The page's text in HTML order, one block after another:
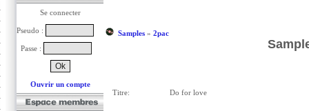
Se connecter
Pseudo :
Passe :
Ouvrir un compte
Samples» 2pac
Titre: Do for love